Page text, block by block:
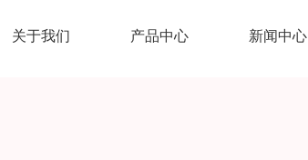
关于我们 产品中心 新闻中心